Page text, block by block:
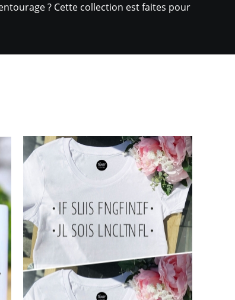
? Cette collection est faites pour